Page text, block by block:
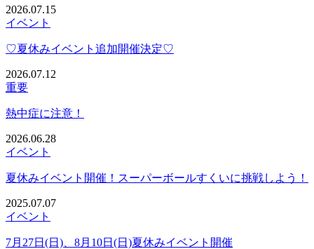
2026.07.15
イベント
♡夏休みイベント追加開催決定♡
2026.07.12
重要
熱中症に注意！
2026.06.28
イベント
夏休みイベント開催！スーパーボールすくいに挑戦しよう！
2025.07.07
イベント
7月27日(日)、8月10日(日)夏休みイベント開催